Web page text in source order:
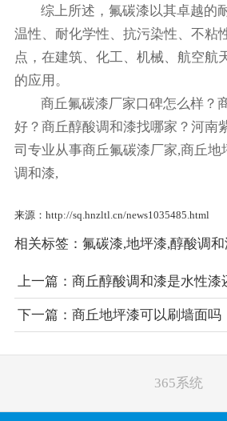
综上所述，氟碳漆以其卓越的
温性、耐化学性、抗污染性、不粘
点，在建筑、化工、机械、航空航
的应用。‌
商丘氟碳漆厂家口碑怎么样？
好？商丘醇酸调和漆找哪家？河南
司专业从事商丘氟碳漆厂家,商丘地
调和漆,
来源：http://sq.hnzltl.cn/news1035485.html
相关标签： 氟碳漆,地坪漆,醇酸调和
上一篇： 商丘醇酸调和漆是水性漆
下一篇： 商丘地坪漆可以刷墙面吗
365系统